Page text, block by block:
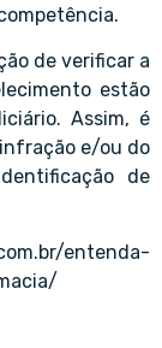
de verificar a
estão
Assim, é
e/ou do
de
entenda-